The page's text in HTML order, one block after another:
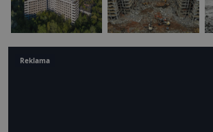
Reklama